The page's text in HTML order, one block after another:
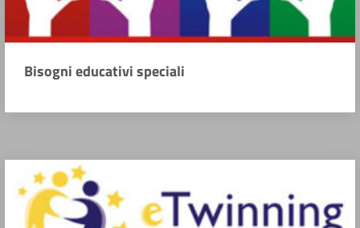
Bisogni educativi speciali